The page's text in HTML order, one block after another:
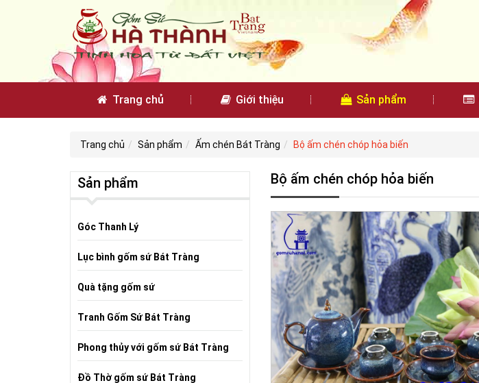
Trang chủ Giới thiệu Sản phẩm
Trang chủ Sản phẩm Ấm chén Bát Tràng Bộ ấm chén chóp hỏa biến
Bộ ấm chén chóp hỏa biến
Sản phẩm
Góc Thanh Lý
Lục bình gốm sứ Bát Tràng
Quà tặng gốm sứ
Tranh Gốm Sứ Bát Tràng
Phong thủy với gốm sứ Bát Tràng
Đồ Thờ gốm sứ Bát Tràng